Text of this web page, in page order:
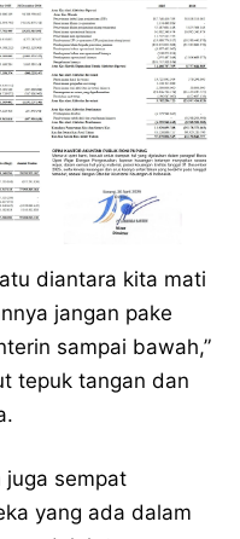
diantara kita mati
jangan pake
sampai bawah,”
tepuk tangan dan
juga sempat
yang ada dalam